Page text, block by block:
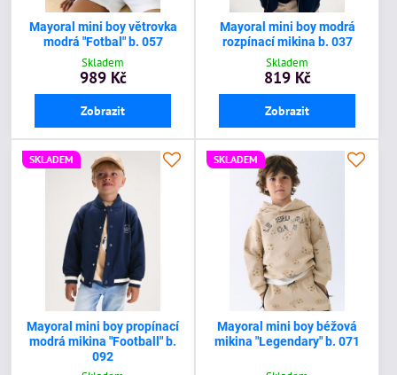
Mayoral mini boy větrovka
modrá "Fotbal" b. 057
Skladem
989 Kč
Zobrazit
Mayoral mini boy modrá
rozpínací mikina b. 037
Skladem
819 Kč
Zobrazit
SKLADEM
Mayoral mini boy propínací
modrá mikina "Football" b.
092
SKLADEM
Mayoral mini boy béžová
mikina "Legendary" b. 071